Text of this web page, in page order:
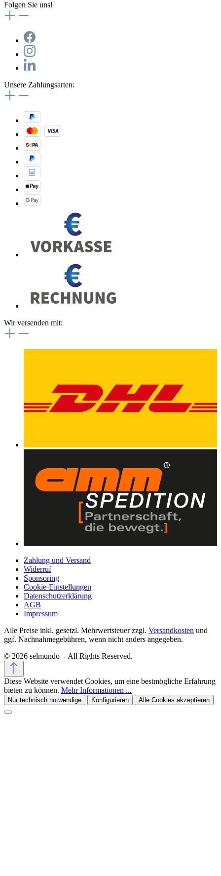
Folgen Sie uns!
Unsere Zahlungsarten:
Wir versenden mit:
Zahlung und Versand
Widerruf
Sponsoring
Cookie-Einstellungen
Datenschutzerklärung
AGB
Impressum
Alle Preise inkl. gesetzl. Mehrwertsteuer zzgl. Versandkosten und
ggf. Nachnahmegebühren, wenn nicht anders angegeben.
© 2026 selmundo - All Rights Reserved.
Diese Website verwendet Cookies, um eine bestmögliche Erfahrung
bieten zu können. Mehr Informationen ...
Nur technisch notwendige Konfigurieren Alle Cookies akzeptieren